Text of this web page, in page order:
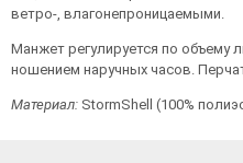
ветро-, влагонепроницаемыми.
Манжет регулируется по объему
ношением наручных часов.
Материал: StormShell (100%